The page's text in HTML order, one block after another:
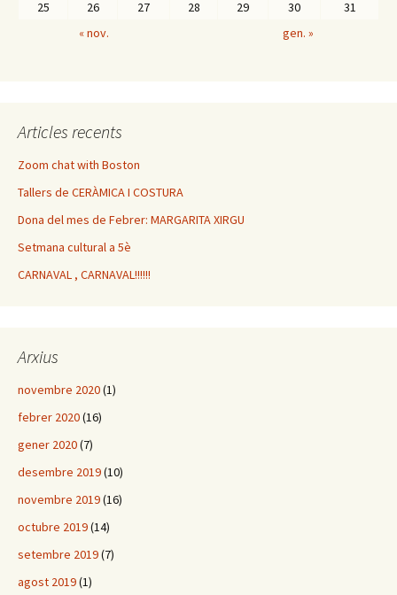
« nov. gen. »
25 26 27 28 29 30 31
Articles recents
Zoom chat with Boston
Tallers de CERÀMICA I COSTURA
Dona del mes de Febrer: MARGARITA XIRGU
Setmana cultural a 5è
CARNAVAL , CARNAVAL!!!!!!
Arxius
novembre 2020(1)
febrer 2020(16)
gener 2020(7)
desembre 2019(10)
novembre 2019(16)
octubre 2019(14)
setembre 2019(7)
agost 2019(1)